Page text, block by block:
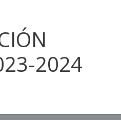
2024